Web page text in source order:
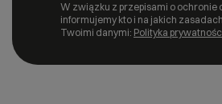
W związku z przepisami o ochronie
informujemy kto i na jakich
Twoimi danymi: Polityka